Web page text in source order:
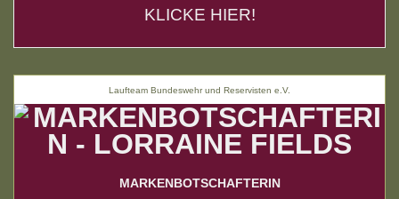
KLICKE HIER!
Laufteam Bundeswehr und Reservisten e.V.
MARKENBOTSCHAFTERIN